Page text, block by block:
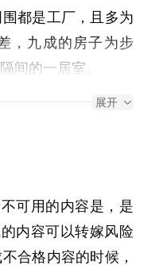
都是工厂，且多为
，九成的房子为步
间的一居室。
路约半个小时，租
围人比较杂，以及
的提示词，详细的
况。这其实是我在
套房子所抽象出来
展开
可用的内容是，是
内容可以转嫁风险
合格内容的时候，